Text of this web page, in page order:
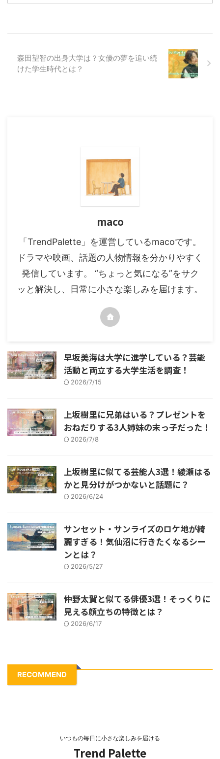
大河ドラマ「豊臣兄弟！」で、豊
ル「ライオン・キング」で俳優デ
ビューされています。当時は野球
に夢中になっていた彼ですが、
森田望智の出身大学は？女優の夢を追い続
けた学生時代とは？
maco
「TrendPalette」を運営しているmacoです。
ドラマや映画、話題の人物情報を分かりやすく
発信しています。 “ちょっと気になる”をサク
ッと解決し、日常に小さな楽しみを届けます。
早坂美海は大学に進学している？芸能
活動と両立する大学生活を調査！
2026/7/15
上坂樹里に兄弟はいる？プレゼントを
おねだりする3人姉妹の末っ子だった！
2026/7/8
上坂樹里に似てる芸能人3選！綾瀬はる
かと見分けがつかないと話題に？
2026/6/24
サンセット・サンライズのロケ地が綺
麗すぎる！気仙沼に行きたくなるシー
ンとは？
2026/5/27
仲野太賀と似てる俳優3選！そっくりに
見える顔立ちの特徴とは？
2026/6/17
RECOMMEND
いつもの毎日に小さな楽しみを届ける
Trend Palette